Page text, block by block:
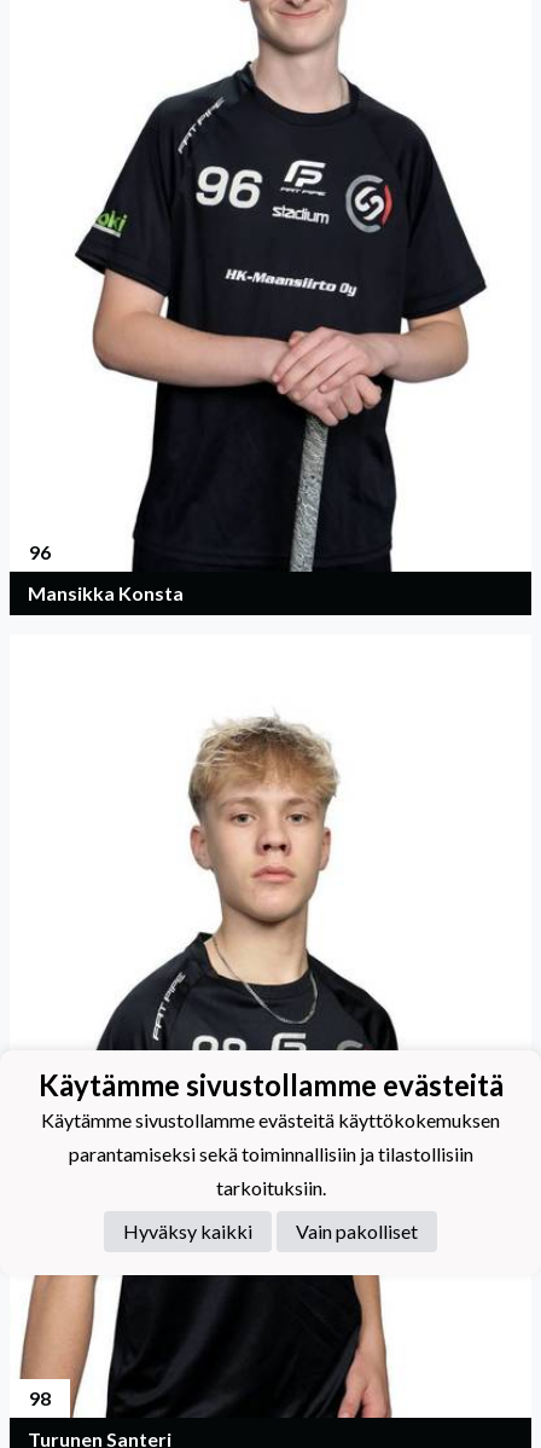
96
Mansikka Konsta
98
Turunen Santeri
Käytämme sivustollamme evästeitä
Käytämme sivustollamme evästeitä käyttökokemuksen
parantamiseksi sekä toiminnallisiin ja tilastollisiin
tarkoituksiin.
Hyväksy kaikki
Vain pakolliset